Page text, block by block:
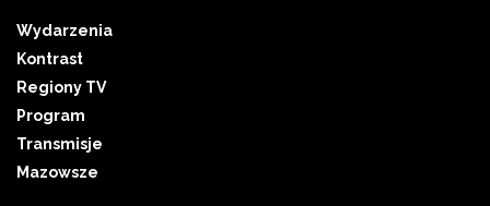
Wydarzenia
Kontrast
Regiony TV
Program
Transmisje
Mazowsze